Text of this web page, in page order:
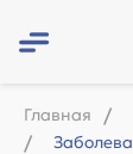
Главная